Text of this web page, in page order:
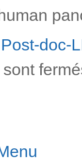
Post-doc-